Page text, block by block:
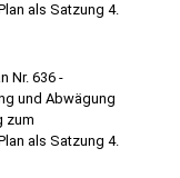
als Satzung 4.
Nr. 636 -
und Abwägung
zum
als Satzung 4.